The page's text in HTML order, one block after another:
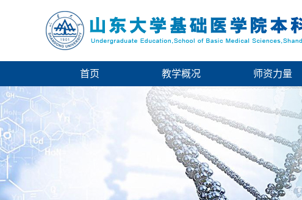
首页 教学概况 师资力量